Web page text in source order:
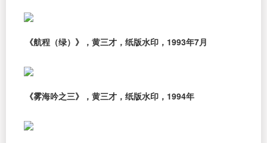
《航程（绿）》，黄三才，纸版水印，1993年7月
《雾海吟之三》，黄三才，纸版水印，1994年